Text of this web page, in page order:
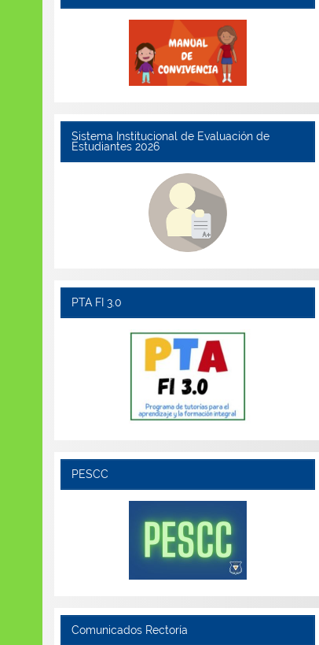
Sistema Institucional de Evaluación de
Estudiantes 2026
PTA FI 3.0
PESCC
Comunicados Rectoría